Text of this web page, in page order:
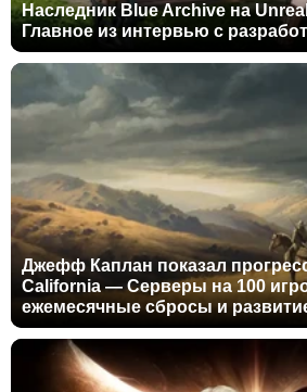
Наследник Blue Archive на
Главное из интервью с
Джефф Каплан показал
California — Серверы на 100
ежемесячные сбросы и